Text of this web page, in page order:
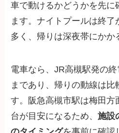
車で動けるかどうかを先に
ます。ナイトプールは終
多く、帰りは深夜帯にかか
電車なら、JR高槻駅発の
まであり、帰りの動線は
す。阪急高槻市駅は梅田方
台が目安になるため、施設